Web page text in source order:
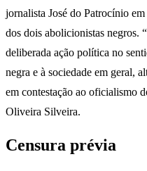
jornalista José do Patrocínio
dos dois abolicionistas negros.
deliberada ação política no
negra e à sociedade em geral,
em contestação ao oficialismo
Oliveira Silveira.
Censura prévia